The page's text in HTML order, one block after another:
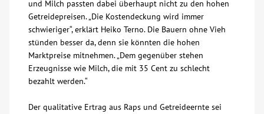
und Milch passten dabei überhaupt nicht zu den hohen
Getreidepreisen. „Die Kostendeckung wird immer
schwieriger“, erklärt Heiko Terno. Die Bauern ohne Vieh
stünden besser da, denn sie könnten die hohen
Marktpreise mitnehmen. „Dem gegenüber stehen
Erzeugnisse wie Milch, die mit 35 Cent zu schlecht
bezahlt werden.“
Der qualitative Ertrag aus Raps und Getreideernte sei